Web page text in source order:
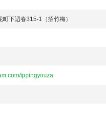
下辺春315-1（招竹梅）
ippingyouza